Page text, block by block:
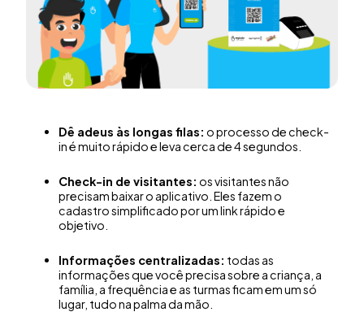
Dê adeus às longas filas: o processo de check-
in é muito rápido e leva cerca de 4 segundos.
Check-in de visitantes: os visitantes não
precisam baixar o aplicativo. Eles fazem o
cadastro simplificado por um link rápido e
objetivo.
Informações centralizadas: todas as
informações que você precisa sobre a criança, a
família, a frequência e as turmas ficam em um só
lugar, tudo na palma da mão.